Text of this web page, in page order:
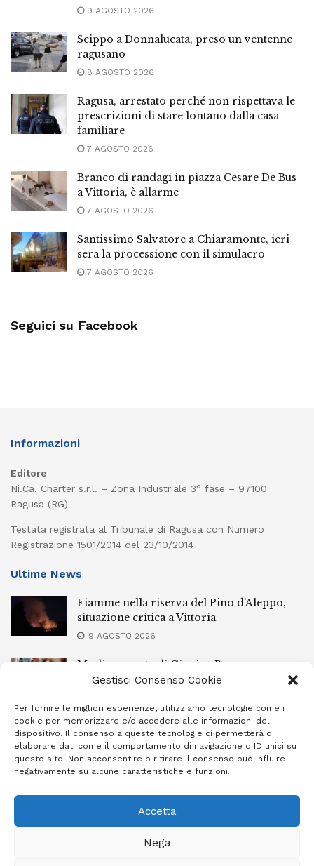
Gestisci Consenso Cookie
Per fornire le migliori esperienze, utilizziamo tecnologie come i
cookie per memorizzare e/o accedere alle informazioni del
dispositivo. Il consenso a queste tecnologie ci permetterà di
elaborare dati come il comportamento di navigazione o ID unici su
questo sito. Non acconsentire o ritirare il consenso può influire
negativamente su alcune caratteristiche e funzioni.
Accetta
Nega
9 AGOSTO 2026
Scippo a Donnalucata, preso un ventenne
ragusano
8 AGOSTO 2026
Ragusa, arrestato perché non rispettava le
prescrizioni di stare lontano dalla casa
familiare
7 AGOSTO 2026
Branco di randagi in piazza Cesare De Bus
a Vittoria, è allarme
7 AGOSTO 2026
Santissimo Salvatore a Chiaramonte, ieri
sera la processione con il simulacro
7 AGOSTO 2026
Seguici su Facebook
Informazioni
Editore
Ni.Ca. Charter s.r.l. – Zona Industriale 3° fase – 97100
Ragusa (RG)
Testata registrata al Tribunale di Ragusa con Numero
Registrazione 1501/2014 del 23/10/2014
Ultime News
Fiamme nella riserva del Pino d’Aleppo,
situazione critica a Vittoria
9 AGOSTO 2026
Modica, morte di Gingina Bergamasco:
depositate le perizie
Vittoria, aggrediscono e rapinano un
22enne: arrestati quattro pregiudicati
9 AGOSTO 2026